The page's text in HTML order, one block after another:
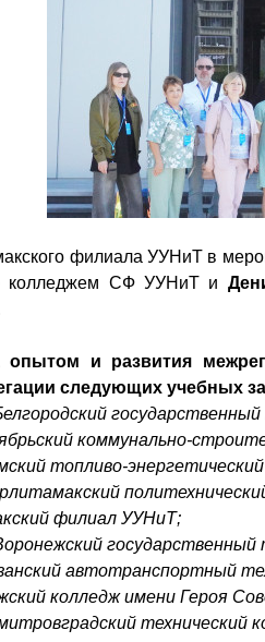
филиала УУНиТ в
колледжем СФ УУНиТ и
и развития
следующих учебных
коммунально-
топливо-
филиал УУНиТ;
государственный
автотранспортный
колледж имени Героя
технический